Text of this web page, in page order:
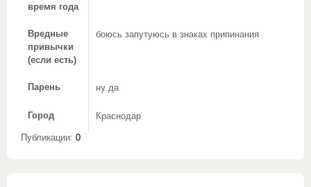
время года
Вредные
привычки
(если есть)
боюсь запутуюсь в знаках припинания
Парень ну да
Город Краснодар
Публикации: 0